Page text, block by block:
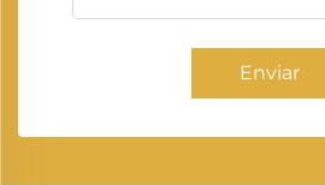
Enviar